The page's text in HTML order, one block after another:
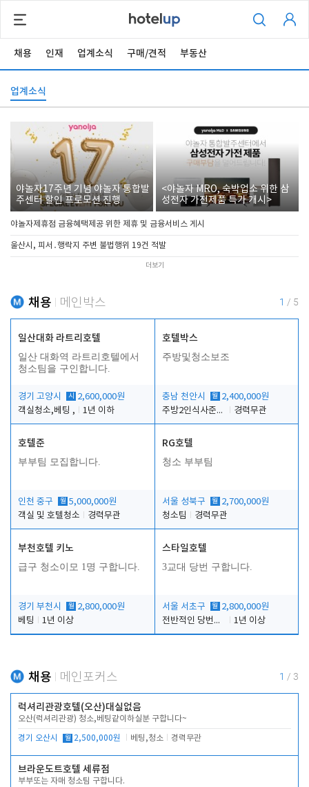
채용 인재 업계소식 구매/견적 부동산
업계소식
야놀자17주년 기념 야놀자 통합발
주센터 할인 프로모션 진행
<야놀자 MRO, 숙박업소 위한 삼
성전자 가전제품 특가 개시>
야놀자제휴점 금융혜택제공 위한 제휴 및 금융서비스 게시
울산시, 피서․행락지 주변 불법행위 19건 적발
더보기
채용 메인박스 1 / 5
일산대화 라트리호텔
일산 대화역 라트리호텔에서
청소팀을 구인합니다.
경기 고양시 시
2,600,000원
객실청소,베팅 ,
1년 이하
호텔박스
주방및청소보조
충남 천안시 월 2,400,000원
주방2인식사준비및청소린렌보조
경력무관
호텔준
부부팀 모집합니다.
인천 중구 월 5,000,000원
객실 및 호텔청소
경력무관
RG호텔
청소 부부팀
서울 성북구 월 2,700,000원
청소팀
경력무관
부천호텔 키노
급구 청소이모 1명 구합니다.
경기 부천시 월 2,800,000원
베팅
1년 이상
스타일호텔
3교대 당번 구합니다.
서울 서초구 월 2,800,000원
전반적인 당번업무
1년 이상
채용 메인포커스 1 / 3
럭셔리관광호텔(오산)대실없음
오산(럭셔리관광) 청소,베팅같이하실분 구합니다~
경기 오산시 월 2,500,000원 베팅,청소 경력무관
브라운도트호텔 세류점
부부또는 자매 청소팀 구합니다.